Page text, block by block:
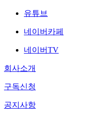
유튜브
네이버카페
네이버TV
회사소개
구독신청
공지사항